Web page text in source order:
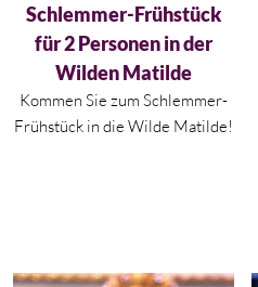
Aktueller Preis ist: 20,00 €.
Schlemmer-Frühstück
für 2 Personen in der
Wilden Matilde
Kommen Sie zum Schlemmer-
Frühstück in die Wilde Matilde!